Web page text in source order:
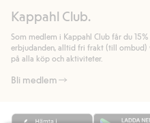
handlar för.
Läs mer
allmänna villkor.
Läs mer
Kappahl Club.
Som medlem i Kappahl Club får du
erbjudanden, alltid fri frakt (till
på alla köp och aktiviteter.
Bli medlem